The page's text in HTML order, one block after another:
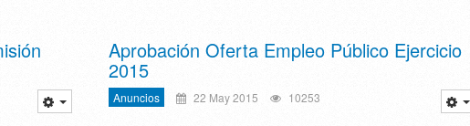
Aprobación Oferta Empleo Público Ejercicio
2015
Anuncios 22 May 2015 10253